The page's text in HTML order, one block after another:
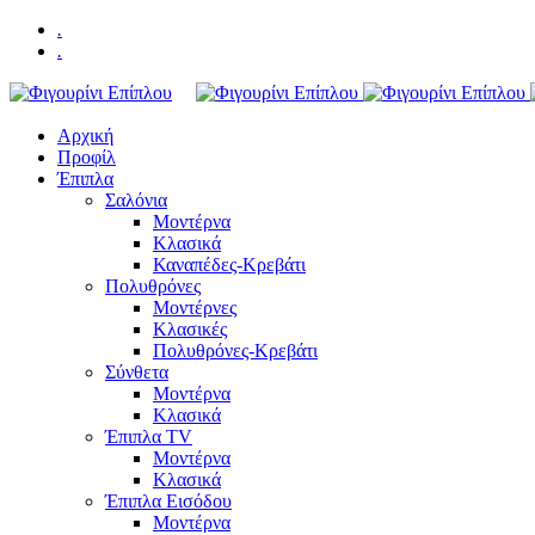
.
.
Αρχική
Προφίλ
Έπιπλα
Σαλόνια
Μοντέρνα
Κλασικά
Καναπέδες-Κρεβάτι
Πολυθρόνες
Μοντέρνες
Κλασικές
Πολυθρόνες-Κρεβάτι
Σύνθετα
Μοντέρνα
Κλασικά
Έπιπλα TV
Μοντέρνα
Κλασικά
Έπιπλα Εισόδου
Μοντέρνα